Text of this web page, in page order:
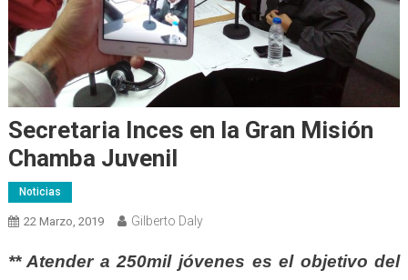
Secretaria Inces en la Gran Misión
Chamba Juvenil
Noticias
22 Marzo, 2019 Gilberto Daly
** Atender a 250mil jóvenes es el objetivo del